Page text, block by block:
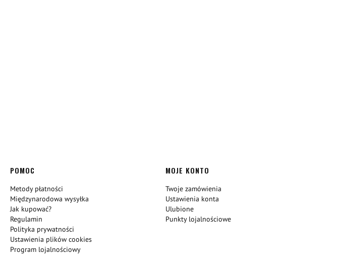
POMOC
Metody płatności
Międzynarodowa wysyłka
Jak kupować?
Regulamin
Polityka prywatności
Ustawienia plików cookies
Program lojalnościowy
MOJE KONTO
Twoje zamówienia
Ustawienia konta
Ulubione
Punkty lojalnościowe